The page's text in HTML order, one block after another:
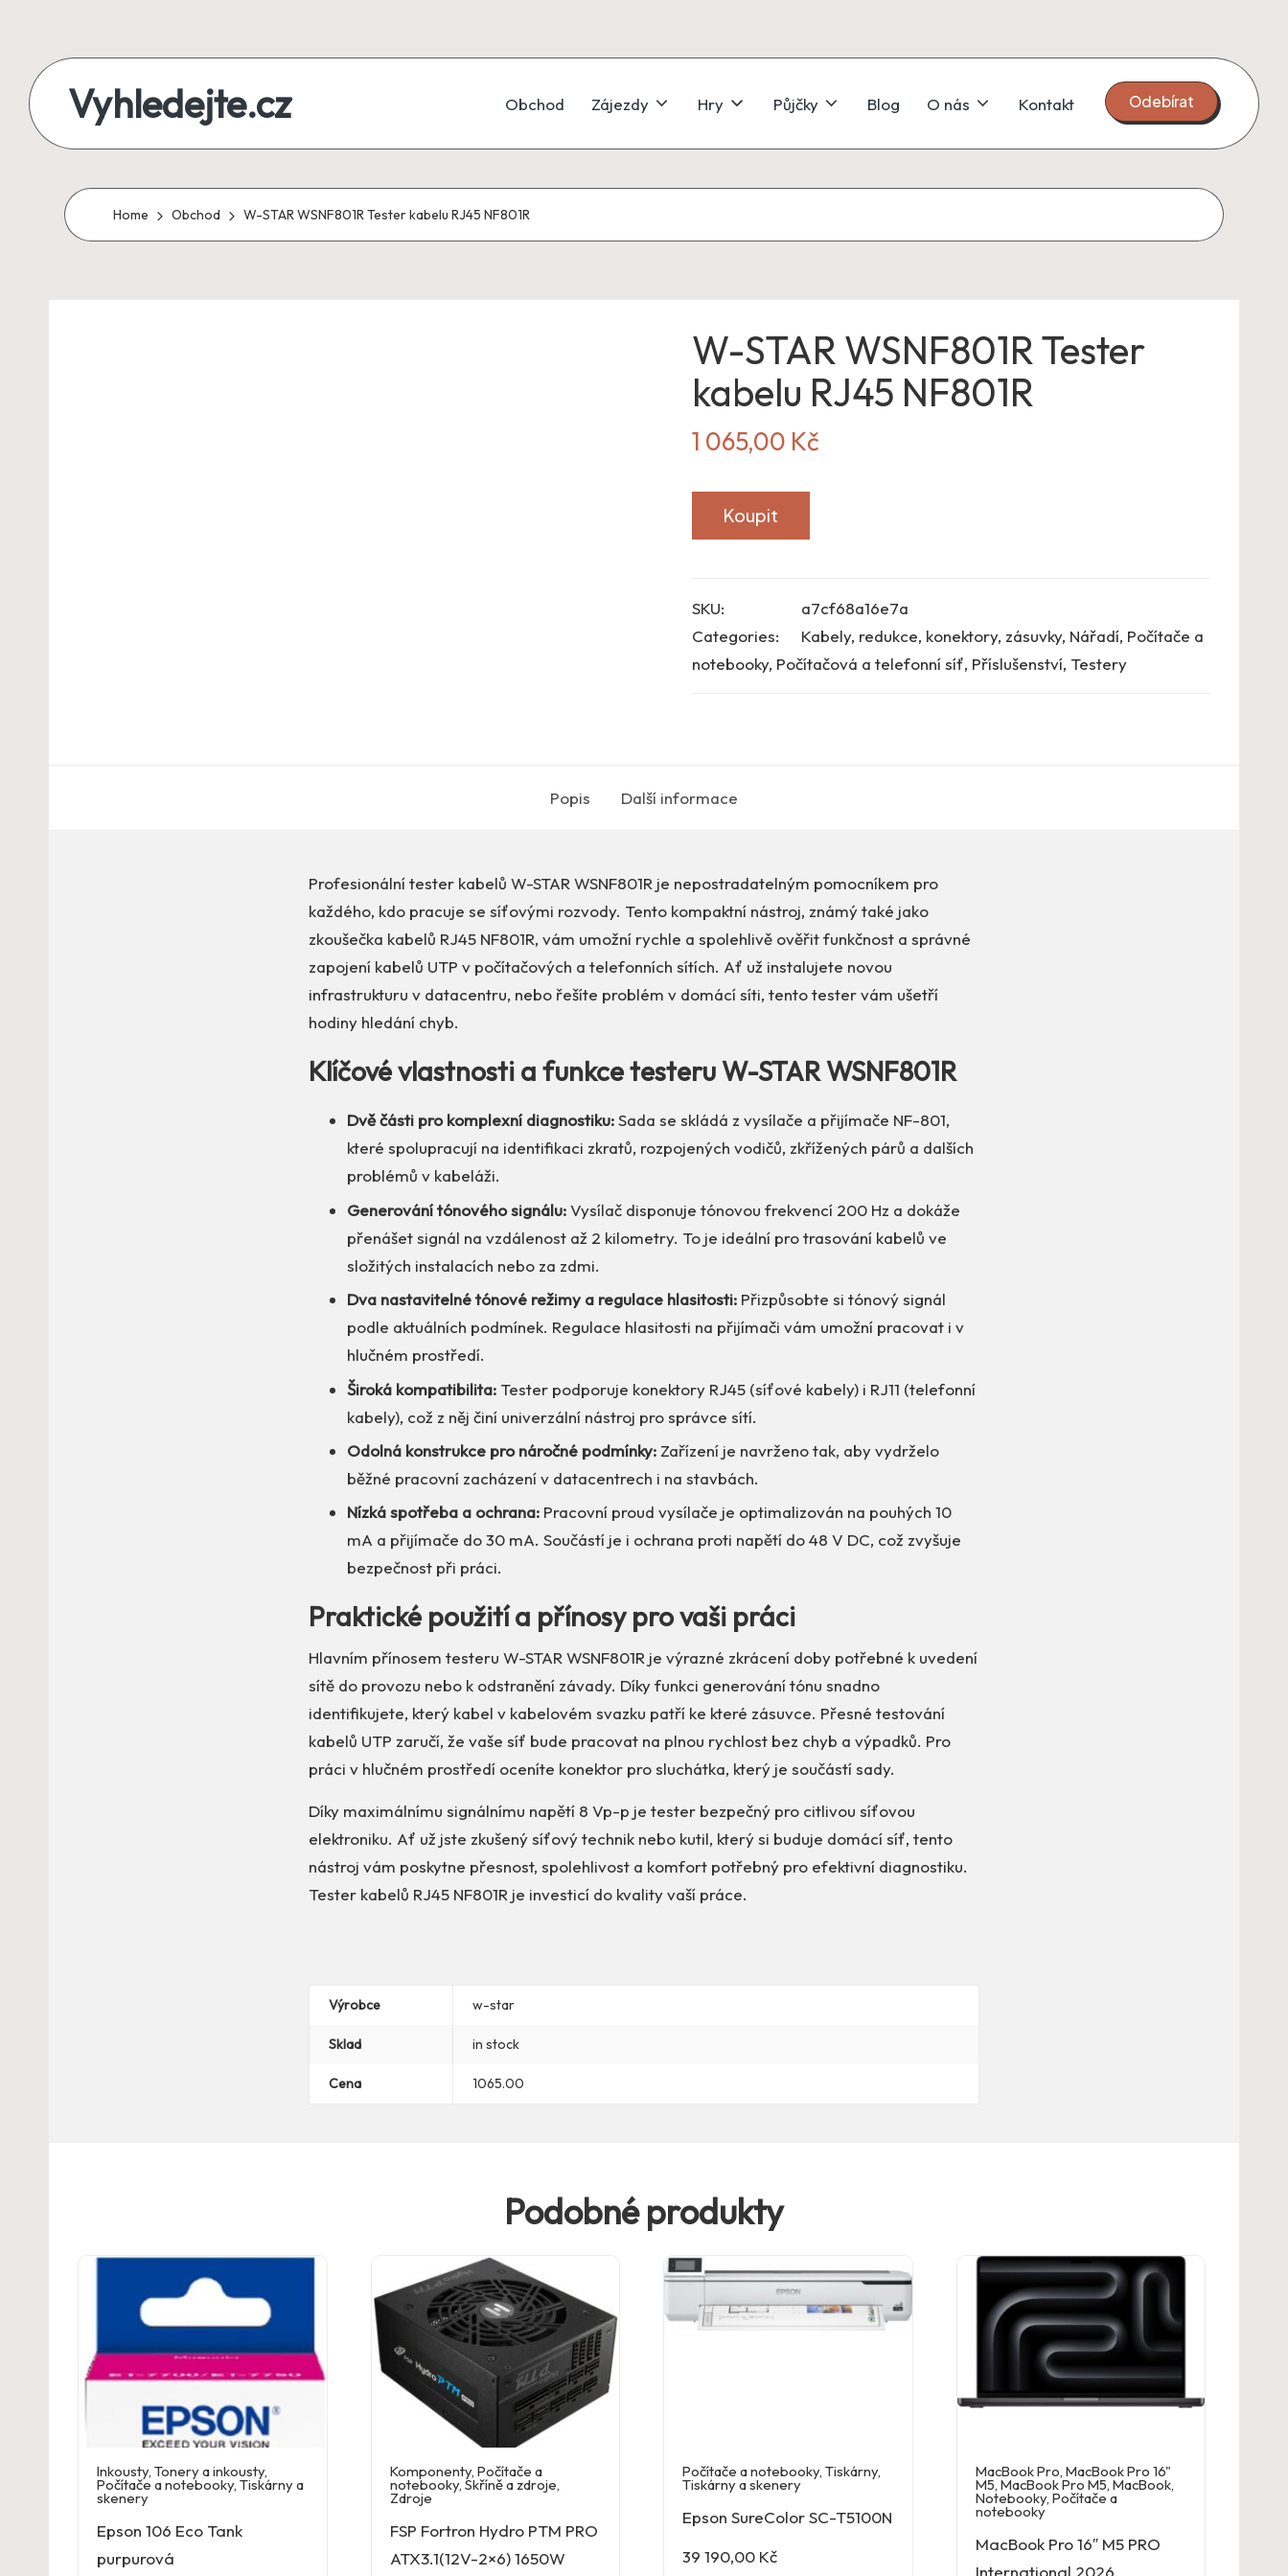
content
Vyhledejte.cz
produkty
i
Obchod Zájezdy Hry Půjčky Blog O nás Kontakt Odebírat
Home Obchod W-STAR WSNF801R Tester kabelu RJ45 NF801R
W-STAR WSNF801R Tester
kabelu RJ45 NF801R
1 065,00 Kč
Koupit
SKU:
a7cf68a16e7a
Categories:
Kabely, redukce, konektory, zásuvky, Nářadí, Počítače a
notebooky, Počítačová a telefonní síť, Příslušenství, Testery
Popis Další informace
Profesionální tester kabelů W-STAR WSNF801R je nepostradatelným pomocníkem pro
každého, kdo pracuje se síťovými rozvody. Tento kompaktní nástroj, známý také jako
zkoušečka kabelů RJ45 NF801R, vám umožní rychle a spolehlivě ověřit funkčnost a správné
zapojení kabelů UTP v počítačových a telefonních sítích. Ať už instalujete novou
infrastrukturu v datacentru, nebo řešíte problém v domácí síti, tento tester vám ušetří
hodiny hledání chyb.
Klíčové vlastnosti a funkce testeru W-STAR WSNF801R
Dvě části pro komplexní diagnostiku:Sada se skládá z vysílače a přijímače NF-801,
které spolupracují na identifikaci zkratů, rozpojených vodičů, zkřížených párů a dalších
problémů v kabeláži.
Generování tónového signálu:Vysílač disponuje tónovou frekvencí 200 Hz a dokáže
přenášet signál na vzdálenost až 2 kilometry. To je ideální pro trasování kabelů ve
složitých instalacích nebo za zdmi.
Dva nastavitelné tónové režimy a regulace hlasitosti: Přizpůsobte si tónový signál
podle aktuálních podmínek. Regulace hlasitosti na přijímači vám umožní pracovat i v
hlučném prostředí.
Široká kompatibilita: Tester podporuje konektory RJ45 (síťové kabely) i RJ11 (telefonní
kabely), což z něj činí univerzální nástroj pro správce sítí.
Odolná konstrukce pro náročné podmínky: Zařízení je navrženo tak, aby vydrželo
běžné pracovní zacházení v datacentrech i na stavbách.
Nízká spotřeba a ochrana: Pracovní proud vysílače je optimalizován na pouhých 10
mA a přijímače do 30 mA. Součástí je i ochrana proti napětí do 48 V DC, což zvyšuje
bezpečnost při práci.
Praktické použití a přínosy pro vaši práci
Hlavním přínosem testeru W-STAR WSNF801R je výrazné zkrácení doby potřebné k uvedení
sítě do provozu nebo k odstranění závady. Díky funkci generování tónu snadno
identifikujete, který kabel v kabelovém svazku patří ke které zásuvce. Přesné testování
kabelů UTP zaručí, že vaše síť bude pracovat na plnou rychlost bez chyb a výpadků. Pro
práci v hlučném prostředí oceníte konektor pro sluchátka, který je součástí sady.
Díky maximálnímu signálnímu napětí 8 Vp-p je tester bezpečný pro citlivou síťovou
elektroniku. Ať už jste zkušený síťový technik nebo kutil, který si buduje domácí síť, tento
nástroj vám poskytne přesnost, spolehlivost a komfort potřebný pro efektivní diagnostiku.
Tester kabelů RJ45 NF801R je investicí do kvality vaší práce.
Výrobce w-star
Sklad in stock
Cena 1065.00
Podobné produkty
Inkousty, Tonery a inkousty,
Počítače a notebooky, Tiskárny a
skenery
Epson 106 Eco Tank
purpurová
Komponenty, Počítače a
notebooky, Skříně a zdroje,
Zdroje
FSP Fortron Hydro PTM PRO
ATX3.1(12V-2×6) 1650W
Počítače a notebooky,Tiskárny,
Tiskárny a skenery
Epson SureColor SC-T5100N
39 190,00 Kč
MacBook Pro, MacBook Pro 16"
M5, MacBook Pro M5, MacBook,
Notebooky, Počítače a
notebooky
MacBook Pro 16″ M5 PRO